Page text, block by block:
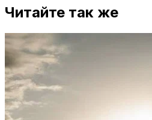
Читайте так же